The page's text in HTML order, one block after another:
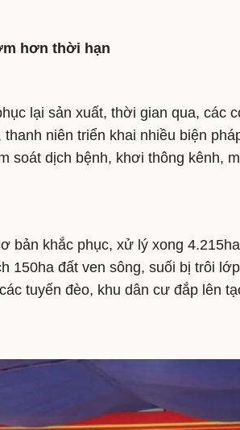
hơn thời hạn
lại sản xuất, thời gian qua, các
thanh niên triển khai nhiều biện
soát dịch bệnh, khơi thông kênh,
bản khắc phục, xử lý xong
150ha đất ven sông, suối bị trôi
tuyến đèo, khu dân cư đắp lên